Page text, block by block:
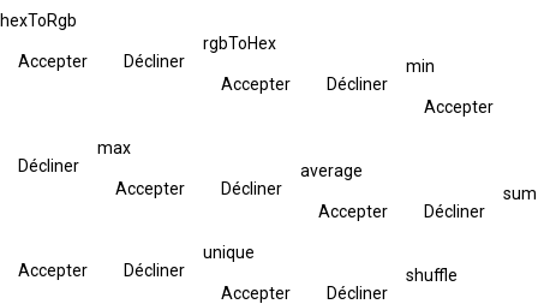
hexToRgb
Accepter Décliner
rgbToHex
Accepter Décliner
min
Accepter
Décliner
max
Accepter Décliner
average
Accepter Décliner
sum
Accepter Décliner
unique
Accepter Décliner
shuffle